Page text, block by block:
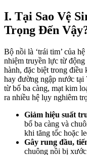
I. Tại Sao Vệ
Trọng Đến
Bộ nồi là ‘trái tim’ của
nhiệm truyền lực từ động
hành, đặc biệt trong điều
hay đường ngập nước
từ bố ba càng, mạt kim
ra nhiều hệ lụy nghiêm
Giảm hiệu suất
bố ba càng và
khi tăng tốc hoặc
Gây rung đầu,
chuông nồi bị